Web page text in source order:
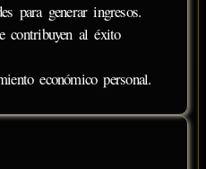
para generar ingresos.
contribuyen al éxito
económico personal.